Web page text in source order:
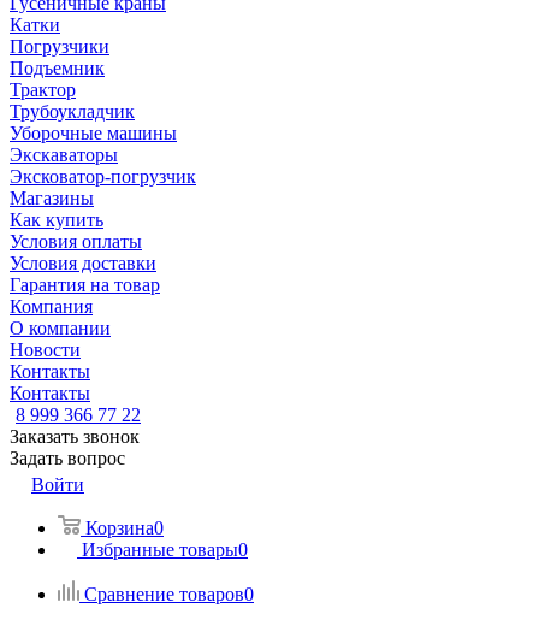
Катки
Погрузчики
Подъемник
Трактор
Трубоукладчик
Уборочные машины
Экскаваторы
Эксковатор-погрузчик
Магазины
Как купить
Условия оплаты
Условия доставки
Гарантия на товар
Компания
О компании
Новости
Контакты
Контакты
8 999 366 77 22
Заказать звонок
Задать вопрос
Войти
Корзина0
Избранные товары0
Сравнение товаров0